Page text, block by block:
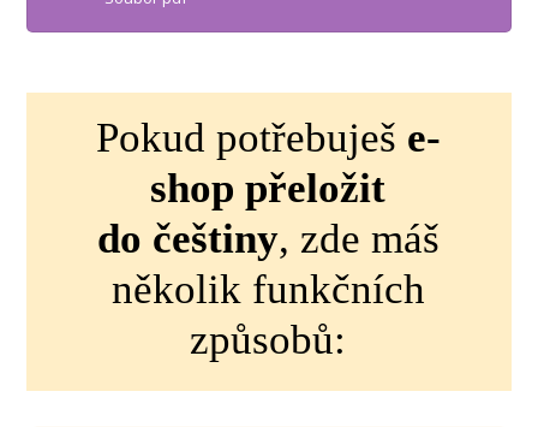
Pokud potřebuješ e-
shop přeložit
do češtiny, zde máš
několik funkčních
způsobů: